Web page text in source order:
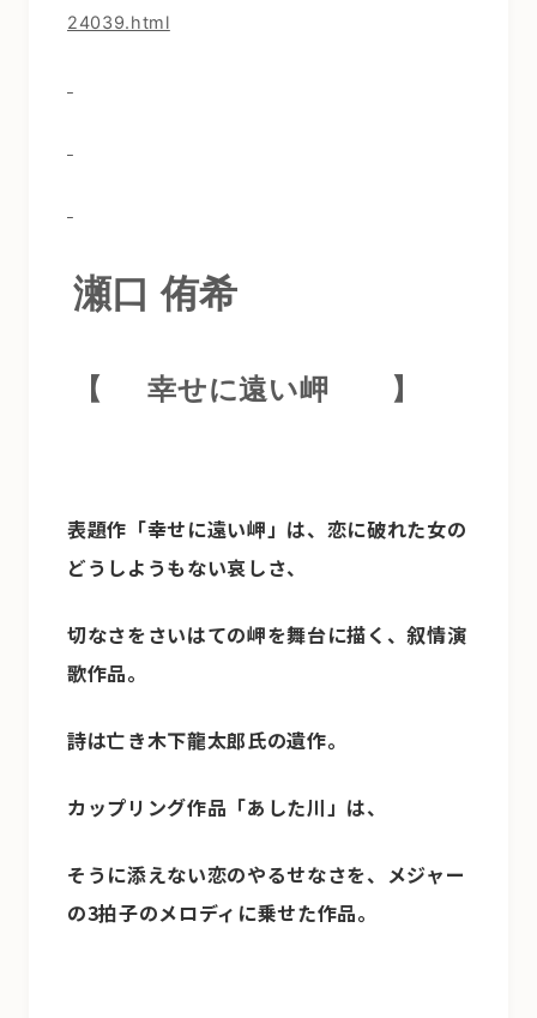
24039.html
瀬口 侑希
【 幸せに遠い岬 】
表題作「幸せに遠い岬」は、恋に破れた女の
どうしようもない哀しさ、
切なさをさいはての岬を舞台に描く、叙情演
歌作品。
詩は亡き木下龍太郎氏の遺作。
カップリング作品「あした川」は、
そうに添えない恋のやるせなさを、メジャー
の3拍子のメロディに乗せた作品。